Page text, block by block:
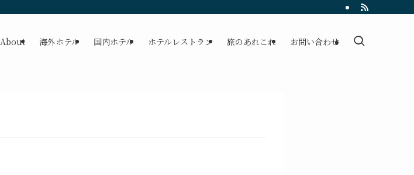
About 海外ホテル 国内ホテル ホテルレストラン 旅のあれこれ お問い合わせ